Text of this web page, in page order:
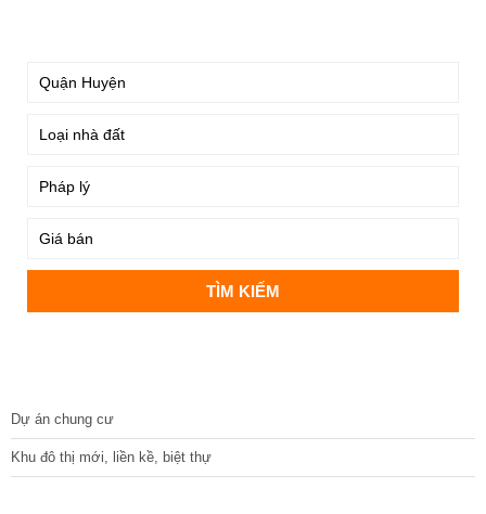
Dự án chung cư
Khu đô thị mới, liền kề, biệt thự